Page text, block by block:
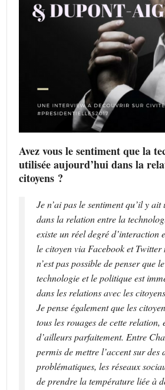
Avez vous le sentiment que la
utilisée aujourd’hui dans la
citoyens ?
Je n’ai pas le sentiment qu’il y
dans la relation entre la
existe un réel degré d’interaction
le citoyen via Facebook et
n’est pas possible de penser que
technologie et le politique est
dans les relations avec les
Je pense également que les
tous les rouages de cette relation,
d’ailleurs parfaitement. Entre
permis de mettre l’accent sur des
problématiques, les réseaux
de prendre la température liée à